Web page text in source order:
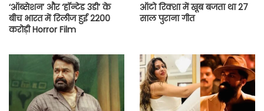
‘ऑब्सेशन’ और ‘हॉन्टेड 3डी’ के
बीच भारत में रिलीज हुई 2200
करोड़ी Horror Film
ऑटो रिक्शा में खूब बजता था 27
साल पुराना गीत